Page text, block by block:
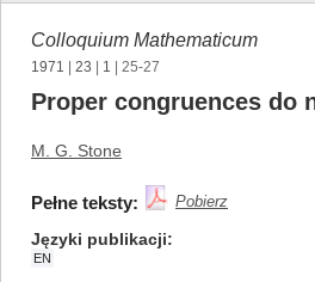
Colloquium Mathematicum
1971 23 1 | 25-27
Proper congruences do
M. G. Stone
Pełne teksty: Pobierz
Języki publikacji
EN